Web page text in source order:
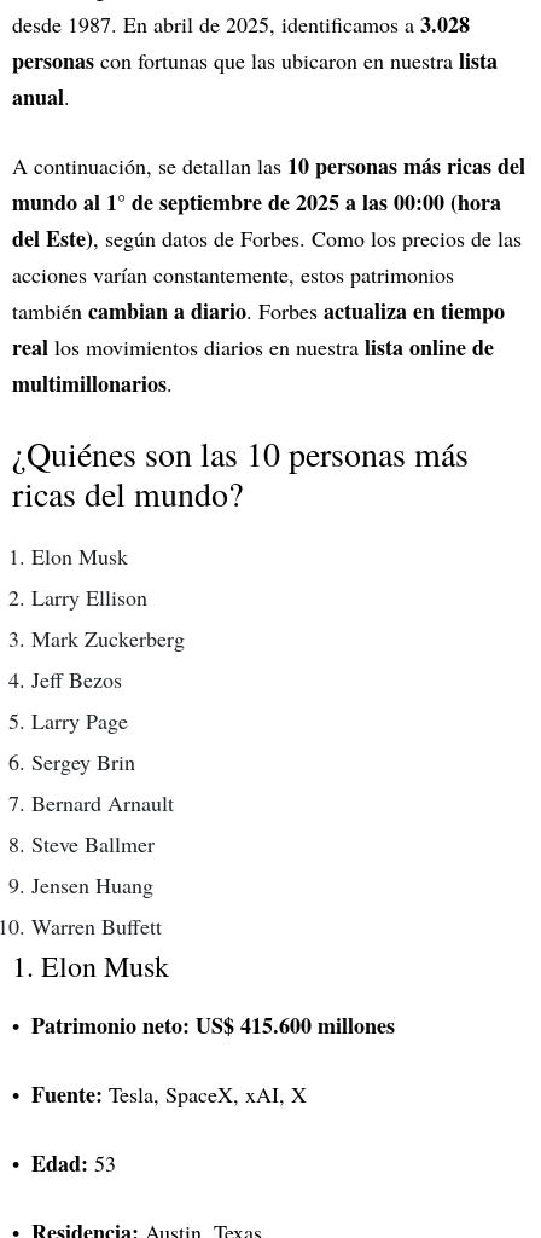
desde 1987. En abril de 2025, identificamos a 3.028
personas con fortunas que las ubicaron en nuestra lista
anual.
A continuación, se detallan las 10 personas más ricas del
mundo al 1° de septiembre de 2025 a las 00:00 (hora
del Este), según datos de Forbes. Como los precios de las
acciones varían constantemente, estos patrimonios
también cambian a diario. Forbes actualiza en tiempo
real los movimientos diarios en nuestra lista online de
multimillonarios.
¿Quiénes son las 10 personas más
ricas del mundo?
Elon Musk
Larry Ellison
Mark Zuckerberg
Jeff Bezos
Larry Page
Sergey Brin
Bernard Arnault
Steve Ballmer
Jensen Huang
Warren Buffett
1. Elon Musk
Patrimonio neto: US$ 415.600 millones
Fuente: Tesla, SpaceX, xAI, X
Edad: 53
Austin, Texas